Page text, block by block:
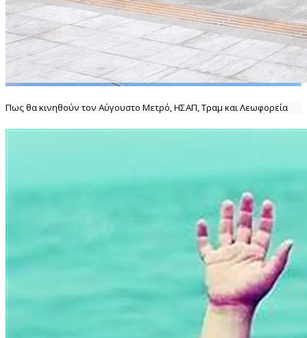
Πως θα κινηθούν τον Αύγουστο Μετρό, ΗΣΑΠ, Τραμ και Λεωφορεία